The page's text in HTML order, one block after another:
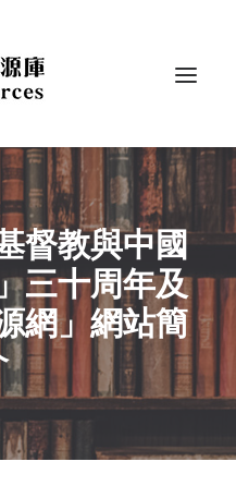
督教與中國
三十周年及
網」網站簡